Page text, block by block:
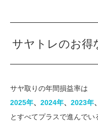
サヤトレのお得
サヤ取りの年間損益率は
2025年、 2024年、 2023年​、
とすべてプラスで進んでい